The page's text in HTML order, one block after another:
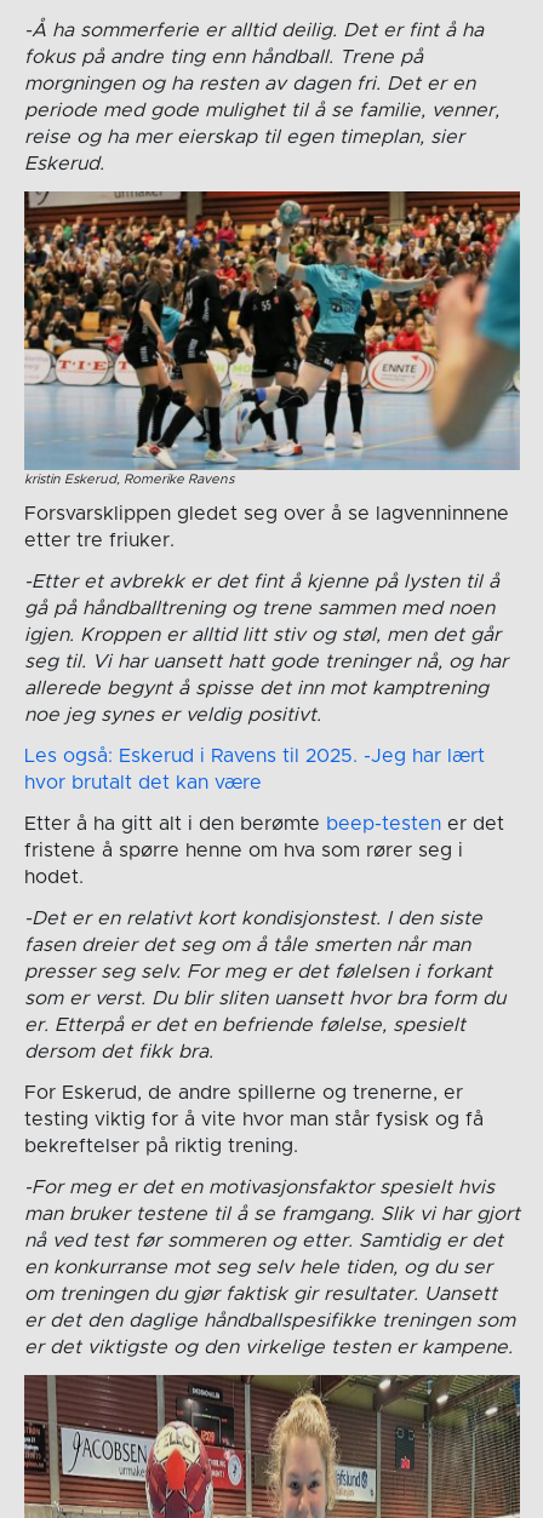
-Å ha sommerferie er alltid deilig. Det er fint å ha
fokus på andre ting enn håndball. Trene på
morgningen og ha resten av dagen fri. Det er en
periode med gode mulighet til å se familie, venner,
reise og ha mer eierskap til egen timeplan, sier
Eskerud.
kristin Eskerud, Romerike Ravens
Forsvarsklippen gledet seg over å se lagvenninnene
etter tre friuker.
-Etter et avbrekk er det fint å kjenne på lysten til å
gå på håndballtrening og trene sammen med noen
igjen. Kroppen er alltid litt stiv og støl, men det går
seg til. Vi har uansett hatt gode treninger nå, og har
allerede begynt å spisse det inn mot kamptrening
noe jeg synes er veldig positivt.
Les også: Eskerud i Ravens til 2025. -Jeg har lært
hvor brutalt det kan være
Etter å ha gitt alt i den berømte beep-testener det
fristene å spørre henne om hva som rører seg i
hodet.
-Det er en relativt kort kondisjonstest. I den siste
fasen dreier det seg om å tåle smerten når man
presser seg selv. For meg er det følelsen i forkant
som er verst. Du blir sliten uansett hvor bra form du
er. Etterpå er det en befriende følelse, spesielt
dersom det fikk bra.
For Eskerud, de andre spillerne og trenerne, er
testing viktig for å vite hvor man står fysisk og få
bekreftelser på riktig trening.
-For meg er det en motivasjonsfaktor spesielt hvis
man bruker testene til å se framgang. Slik vi har gjort
nå ved test før sommeren og etter. Samtidig er det
en konkurranse mot seg selv hele tiden, og du ser
om treningen du gjør faktisk gir resultater. Uansett
er det den daglige håndballspesifikke treningen som
er det viktigste og den virkelige testen er kampene.